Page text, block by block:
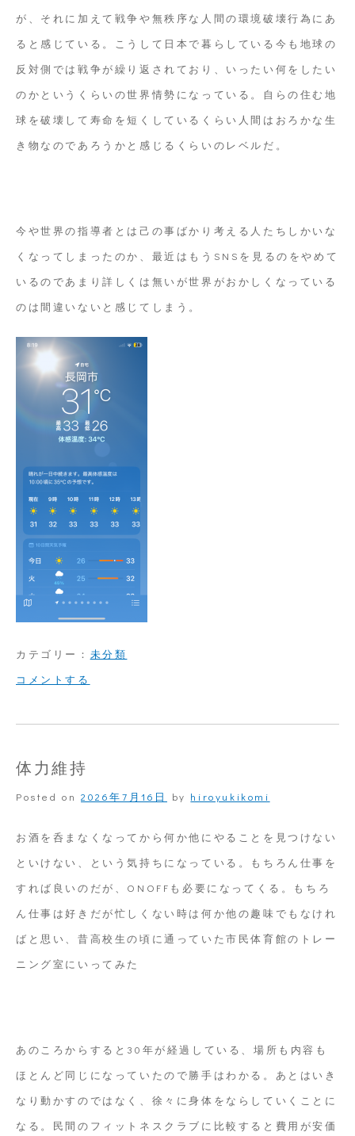
が、それに加えて戦争や無秩序な人間の環境破壊行為にあ
ると感じている。こうして日本で暮らしている今も地球の
反対側では戦争が繰り返されており、いったい何をしたい
のかというくらいの世界情勢になっている。自らの住む地
球を破壊して寿命を短くしているくらい人間はおろかな生
き物なのであろうかと感じるくらいのレベルだ。
今や世界の指導者とは己の事ばかり考える人たちしかいな
くなってしまったのか、最近はもうSNSを見るのをやめて
いるのであまり詳しくは無いが世界がおかしくなっている
のは間違いないと感じてしまう。
カテゴリー： 未分類
コメントする
暑
球
環
体力維持
Posted on 2026年7月16日 by hiroyukikomi
お酒を呑まなくなってから何か他にやることを見つけない
といけない、という気持ちになっている。もちろん仕事を
すれば良いのだが、ONOFFも必要になってくる。もちろ
ん仕事は好きだが忙しくない時は何か他の趣味でもなけれ
ばと思い、昔高校生の頃に通っていた市民体育館のトレー
ニング室にいってみた
あのころからすると30年が経過している、場所も内容も
ほとんど同じになっていたので勝手はわかる。あとはいき
なり動かすのではなく、徐々に身体をならしていくことに
なる。民間のフィットネスクラブに比較すると費用が安価